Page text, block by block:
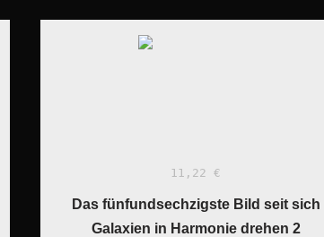
11,22 €
Das fünfundsechzigste Bild seit sich
Galaxien in Harmonie drehen 2